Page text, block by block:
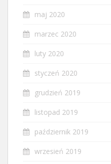
maj 2020
marzec 2020
luty 2020
styczeń 2020
grudzień 2019
listopad 2019
październik 2019
wrzesień 2019